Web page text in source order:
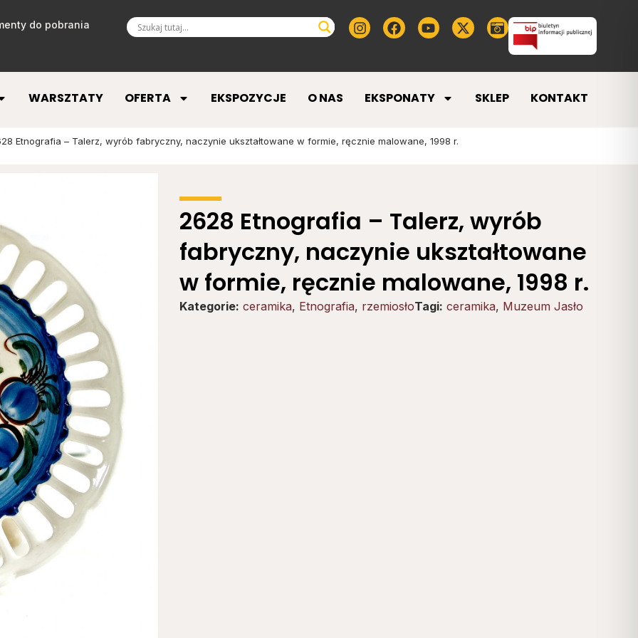
do pobrania
WARSZTATY OFERTA EKSPOZYCJE O NAS EKSPONATY SKLEP KONTAKT
Etnografia – Talerz, wyrób fabryczny, naczynie ukształtowane w formie, ręcznie malowane, 1998 r.
2628 Etnografia – Talerz, wyrób
fabryczny, naczynie ukształtowane
w formie, ręcznie malowane, 1998 r.
Kategorie: ceramika, Etnografia, rzemiosłoTagi: ceramika, Muzeum Jasło